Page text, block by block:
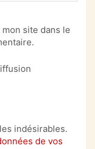
site dans le
indésirables.
de vos